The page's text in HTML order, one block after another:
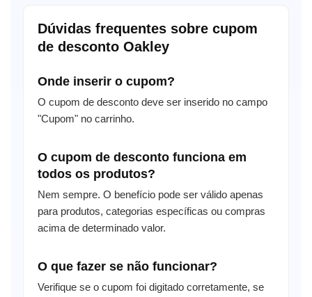
Dúvidas frequentes sobre cupom
de desconto Oakley
Onde inserir o cupom?
O cupom de desconto deve ser inserido no campo
"Cupom" no carrinho.
O cupom de desconto funciona em
todos os produtos?
Nem sempre. O benefício pode ser válido apenas
para produtos, categorias específicas ou compras
acima de determinado valor.
O que fazer se não funcionar?
Verifique se o cupom foi digitado corretamente, se